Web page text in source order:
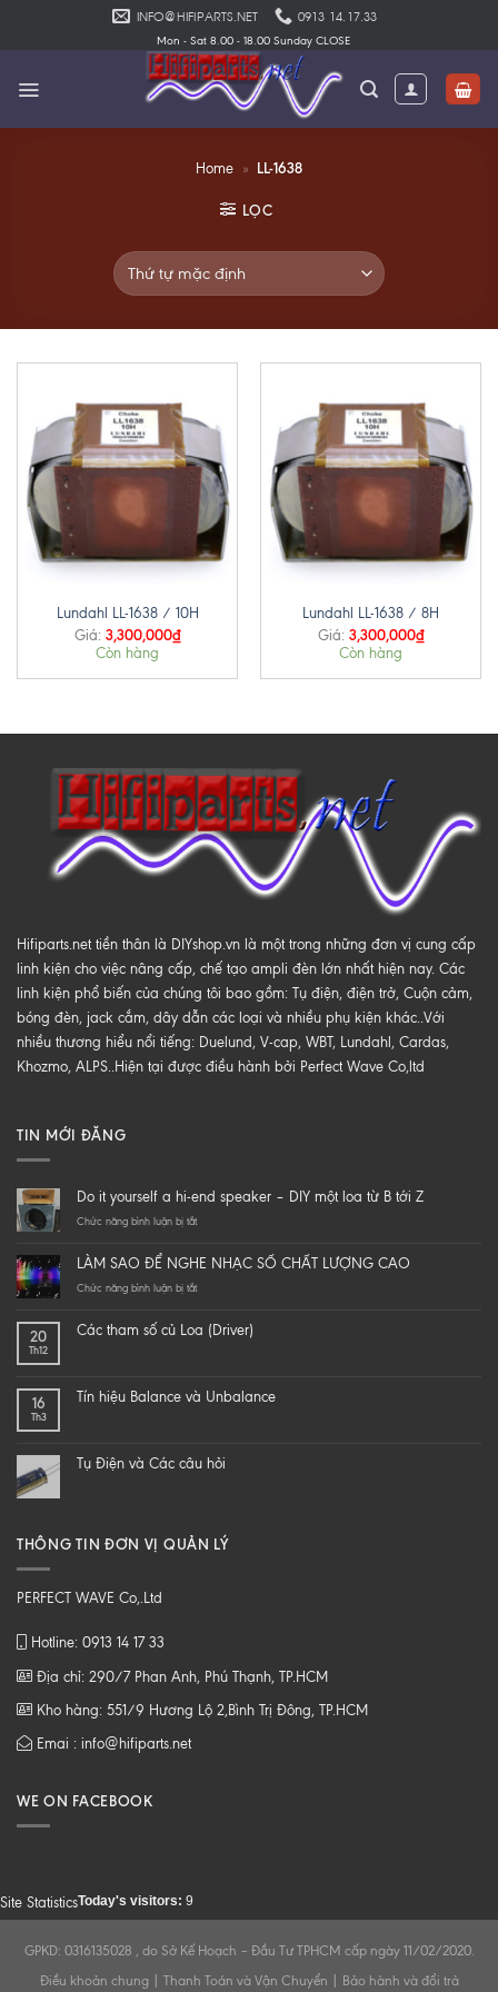
INFO@HIFIPARTS.NET 0913 14.17.33
Mon - Sat 8.00 - 18.00 Sunday CLOSE
Home » LL-1638
LỌC
Lundahl LL-1638 / 10H
Giá: 3,300,000₫
Còn hàng
Lundahl LL-1638 / 8H
Giá: 3,300,000₫
Còn hàng
Hifiparts.net tiền thân là DIYshop.vn là một trong những đơn vị cung cấp
linh kiện cho việc nâng cấp, chế tạo ampli đèn lớn nhất hiện nay. Các
linh kiện phổ biến của chúng tôi bao gồm: Tụ điện, điện trở, Cuộn cảm,
bóng đèn, jack cắm, dây dẫn các loại và nhiều phụ kiện khác..Với
nhiều thương hiểu nổi tiếng: Duelund, V-cap, WBT, Lundahl, Cardas,
Khozmo, ALPS..Hiện tại được điều hành bởi Perfect Wave Co,ltd
TIN MỚI ĐĂNG
Do it yourself a hi-end speaker – DIY một loa từ B tới Z
Chức năng bình luận bị tắtở
yourself
a
speaker
loa
Z
LÀM SAO ĐỂ NGHE NHẠC SỐ CHẤT LƯỢNG CAO
Chức năng bình luận bị tắtở
ĐỂ
CHẤT
20
Th12
Các tham số củ Loa (Driver)
16
Th3
Tín hiệu Balance và Unbalance
Tụ Điện và Các câu hỏi
THÔNG TIN ĐƠN VỊ QUẢN LÝ
PERFECT WAVE Co,.Ltd
Hotline: 0913 14 17 33
Địa chỉ: 290/7 Phan Anh, Phú Thạnh, TP.HCM
Kho hàng: 551/9 Hương Lộ 2,Bình Trị Đông, TP.HCM
Emai : info@hifiparts.net
WE ON FACEBOOK
Site StatisticsToday's visitors: 9
GPKD: 0316135028 , do Sở Kế Hoạch – Đầu Tư TPHCM cấp ngày 11/02/2020.
Điều khoản chung| Thanh Toán và Vận Chuyển Bảo hành và đổi trả